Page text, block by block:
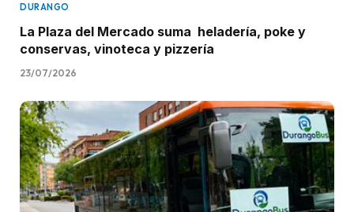
DURANGO
La Plaza del Mercado suma heladería, poke y
conservas, vinoteca y pizzería
23/07/2026